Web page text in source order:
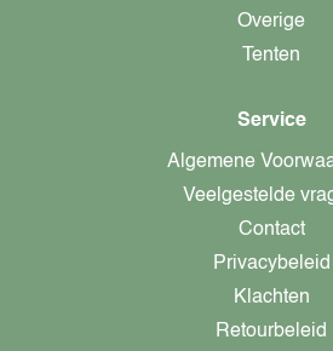
Overige
Tenten
Service
Algemene
Veelgestelde
Contact
Privacybeleid
Klachten
Retourbeleid